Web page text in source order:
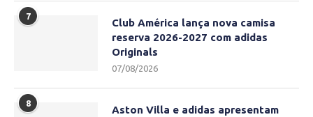
7
Club América lança nova camisa
reserva 2026-2027 com adidas
Originals
07/08/2026
8
Aston Villa e adidas apresentam